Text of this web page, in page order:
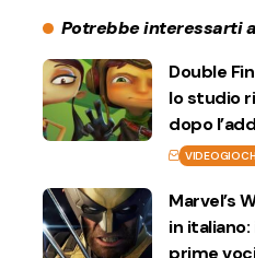
Potrebbe interessarti
Double
lo studio
dopo
Marvel’s
in
prime voci